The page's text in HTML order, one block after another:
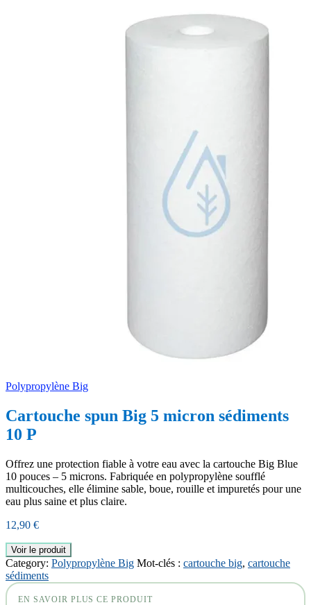
Polypropylène Big
Cartouche spun Big 5 micron sédiments
10 P
Offrez une protection fiable à votre eau avec la cartouche Big Blue
10 pouces – 5 microns. Fabriquée en polypropylène soufflé
multicouches, elle élimine sable, boue, rouille et impuretés pour une
eau plus saine et plus claire.
12,90 €
Voir le produit
Category: Polypropylène Big Mot-clés : cartouche big, cartouche
sédiments
EN SAVOIR PLUS CE PRODUIT